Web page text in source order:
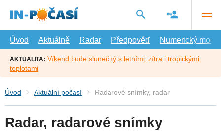
hlavní
Úvod
Aktuálně Radar Předpověď Numerický model
AKTUALITA: Víkend bude slunečný s letními, zítra i tropickými
teplotami
Úvod Aktuální počasí Radarové snímky, radar
Radar, radarové snímky